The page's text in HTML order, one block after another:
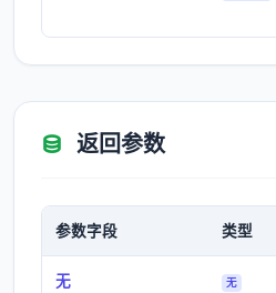
返回参数
参数字段 类型
无 无